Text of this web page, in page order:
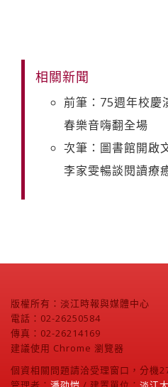
相關新聞
前筆：75週年校慶
春樂音嗨翻全場
次筆：圖書館開啟
李家雯暢談閱讀療
版權所有：淡江時報與媒體中心
電話：02-26250584
傳真：02-26214169
建議使用 Chrome 瀏覽器
個資相關問題請洽受理窗口，分機